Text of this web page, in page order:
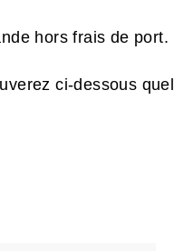
hors frais de port.
ci-dessous